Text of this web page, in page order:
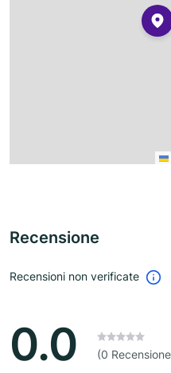
Recensione
Recensioni non verificate
0.0 (0